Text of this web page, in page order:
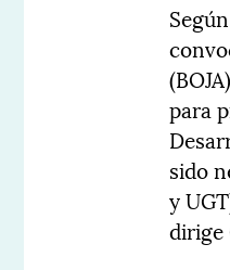
para
sido
y
dirige